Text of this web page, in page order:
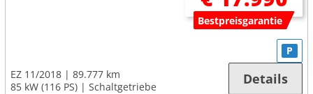
Bestpreisgarantie
EZ 11/2018
89.777 km
85 kW (116 PS)
Schaltgetriebe
P
Details